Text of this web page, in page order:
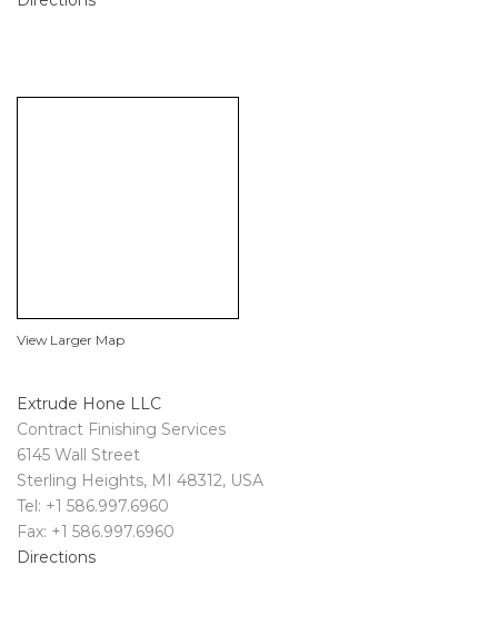
View Larger Map
Extrude Hone LLC
Contract Finishing Services
6145 Wall Street
Sterling Heights, MI 48312, USA
Tel: +1 586.997.6960
Fax: +1 586.997.6960
Directions